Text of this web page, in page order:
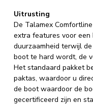
Uitrusting
De Talamex
extra features voor een
duurzaamheid terwijl
boot te hard wordt, de
Het standaard pakket
paktas, waardoor u
de boot waardoor de
gecertificeerd zijn en